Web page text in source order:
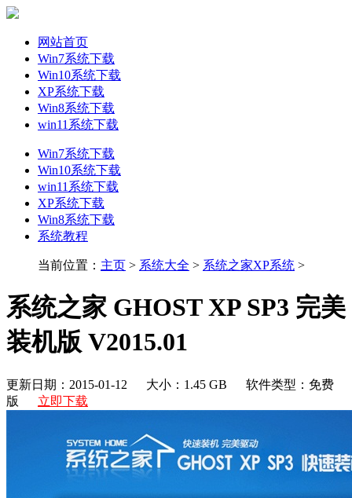
网站首页
Win7系统下载
Win10系统下载
XP系统下载
Win8系统下载
win11系统下载
Win7系统下载
Win10系统下载
win11系统下载
XP系统下载
Win8系统下载
系统教程
当前位置： 主页 > 系统大全 > 系统之家XP系统 >
系统之家 GHOST XP SP3 完美
装机版 V2015.01
更新日期：2015-01-12 大小：1.45 GB
软件类型：免费
版
立即下载